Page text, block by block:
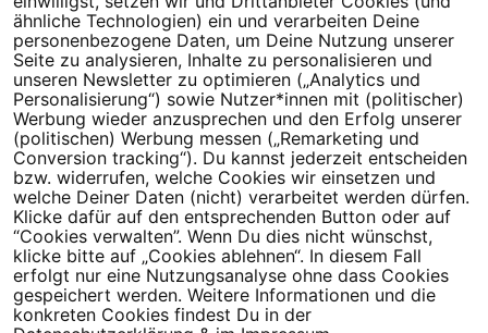
Millionen Menschen an.
Newsletter bestellen
Campact e.V.
IBAN DE95 2‍5‍1‍2 0‍5‍1‍0 6‍9‍8‍0 0‍0‍0‍0 0‍0
SozialBank
Direkt online spenden
NewsletterHilfe und
FAQKontakt DatenschutzImpressumCookie Einstellungen
ähnliche Technologien) ein und verarbeiten Deine
personenbezogene Daten, um Deine Nutzung unserer
Seite zu analysieren, Inhalte zu personalisieren und
unseren Newsletter zu optimieren („Analytics und
Personalisierung“) sowie Nutzer*innen mit (politischer)
Werbung wieder anzusprechen und den Erfolg unserer
(politischen) Werbung messen („Remarketing und
Conversion tracking“). Du kannst jederzeit entscheiden
bzw. widerrufen, welche Cookies wir einsetzen und
welche Deiner Daten (nicht) verarbeitet werden dürfen.
Klicke dafür auf den entsprechenden Button oder auf
“Cookies verwalten”. Wenn Du dies nicht wünschst,
klicke bitte auf „Cookies ablehnen“. In diesem Fall
erfolgt nur eine Nutzungsanalyse ohne dass Cookies
gespeichert werden. Weitere Informationen und die
konkreten Cookies findest Du in der